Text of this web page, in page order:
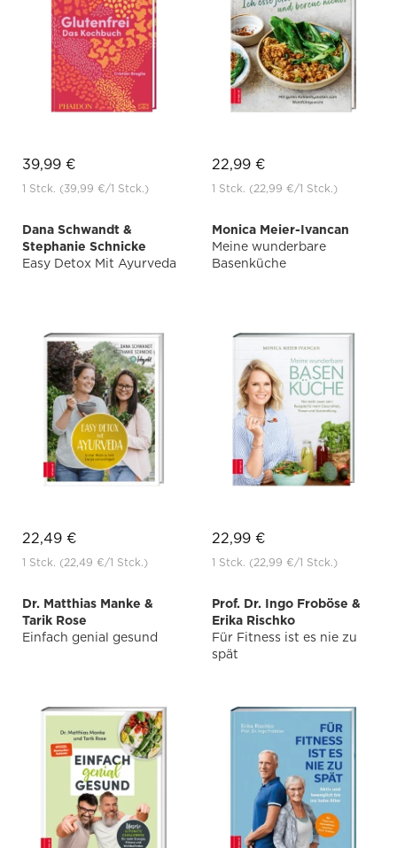
39,99 €
1 Stck. (39,99 €/1 Stck.)
22,99 €
1 Stck. (22,99 €/1 Stck.)
Dana Schwandt &
Stephanie Schnicke
Easy Detox Mit Ayurveda
22,49 €
1 Stck. (22,49 €/1 Stck.)
Monica Meier-Ivancan
Meine wunderbare
Basenküche
22,99 €
1 Stck. (22,99 €/1 Stck.)
Dr. Matthias Manke &
Tarik Rose
Einfach genial gesund
Prof. Dr. Ingo Froböse &
Erika Rischko
Für Fitness ist es nie zu
spät